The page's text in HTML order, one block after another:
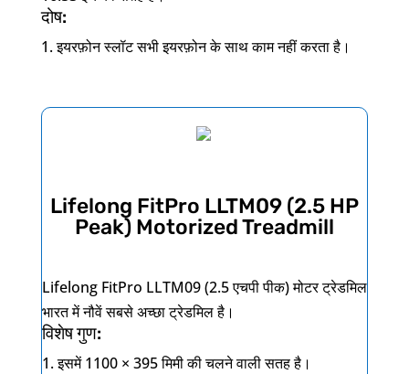
दोष:
इयरफ़ोन स्लॉट सभी इयरफ़ोन के साथ काम नहीं करता है।
Lifelong FitPro LLTM09 (2.5 HP
Peak) Motorized Treadmill
Lifelong FitPro LLTM09 (2.5एचपी पीक) मोटर ट्रेडमिल
भारत में नौवें सबसे अच्छा ट्रेडमिल है।
विशेष गुण:
इसमें1100 × 395मिमी की चलने वाली सतह है।